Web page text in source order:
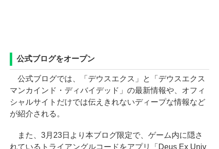
公式ブログをオープン
公式ブログでは、「デウスエクス」と「デウスエクス
マンカインド・ディバイデッド」の最新情報や、オフィ
シャルサイトだけでは伝えきれないディープな情報など
が紹介される。
また、3月23日より本ブログ限定で、ゲーム内に隠さ
れているトライアングルコードをアプリ「Deus Ex Univ